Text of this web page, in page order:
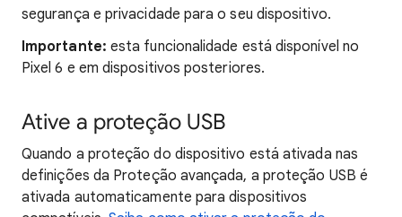
segurança e privacidade para o seu dispositivo.
Importante: esta funcionalidade está disponível no
Pixel 6 e em dispositivos posteriores.
Ative a proteção USB
Quando a proteção do dispositivo está ativada nas
definições da Proteção avançada, a proteção USB é
ativada automaticamente para dispositivos